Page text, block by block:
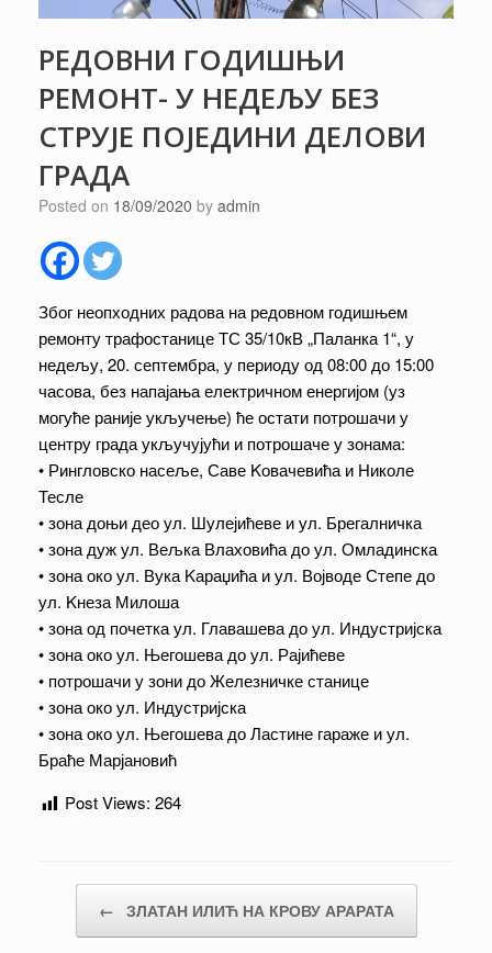
РЕДОВНИ ГОДИШЊИ
РЕМОНТ- У НЕДЕЉУ БЕЗ
СТРУЈЕ ПОЈЕДИНИ ДЕЛОВИ
ГРАДА
Posted on 18/09/2020 by admin
Због неопходних радова на редовном годишњем
ремонту трафостанице ТС 35/10кВ „Паланка 1“, у
недељу, 20. септембра, у периоду од 08:00 до 15:00
часова, без напајања електричном енергијом (уз
могуће раније укључење) ће остати потрошачи у
центру града укључујући и потрошаче у зонама:
• Рингловско насеље, Саве Kовачевића и Николе
Тесле
• зона доњи део ул. Шулејићеве и ул. Брегалничка
• зона дуж ул. Вељка Влаховића до ул. Омладинска
• зона око ул. Вука Kараџића и ул. Војводе Степе до
ул. Kнеза Милоша
• зона од почетка ул. Главашева до ул. Индустријска
• зона око ул. Његошева до ул. Рајићеве
• потрошачи у зони до Железничке станице
• зона око ул. Индустријска
• зона око ул. Његошева до Ластине гараже и ул.
Браће Марјановић
Post Views: 264
← ЗЛАТАН ИЛИЋ НА КРОВУ АРАРАТА